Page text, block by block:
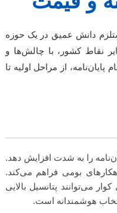
دانش عمیق در یک حوزه
نقاط کشور، با چالش‌ها و
از مراحل اولیه تا
را به شدت افزایش دهد.
بومی فراهم می‌کند.
می‌توانند پتانسیل بالایی
هوشمندانه است.